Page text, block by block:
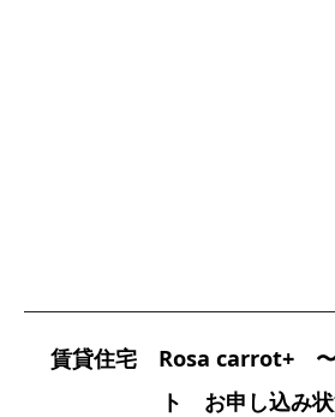
賃貸住宅 Rosa carrot+ 〜
ト お申し込み